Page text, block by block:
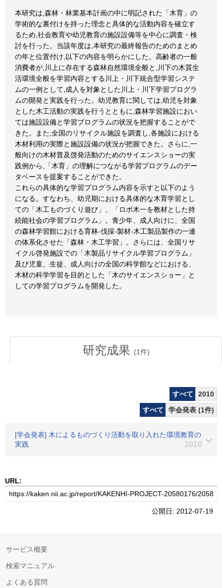
本研究は,森林・林業基本計画の中に明記された「木育」の
学術的な裏付けを持った理念と具体的な活動内容を確立す
るため,社会教育や幼児教育の施設設備等を中心に調査・検
討を行った。当該年度は,本研究の最終報告のためのまとめ
の年と位置付け,以下の内容を明らかにした。高齢者の一般
消費者が,川上に存在する森林自然環境全般と,川下の木質生
活環境全般を学習内容とする川上・川下統合型学習システ
ムの一例として,成人を対象とした川上・川下学習プログラ
ムの開発と実践を行った。幼児教育に関しては,幼児を対象
とした木工活動の実践を行うとともに,森林学習施設におい
ては施設設備と学習プログラムの状況を把握することがで
きた。また,全国のリサイクル施設を調査し,各施設における
木材利用の実際と施設設備の状況が把握できた。さらに,一
般向けの木材普及啓発活動のためのサイエンスショーの実
践例から,「木育」の理解につながる学習プログラムのデー
タベースを提案することができた。
これらの具体的な学習プログラム内容を示すと以下のよう
になる。すなわち、幼児期における具体的な木育学習とし
ての「木工ものづくり遊び」、「ロボ木一を教材とした持
続能社会の学習プログラム」。青少年、成人向けに、全国
の森林学習館における育林-伐採-製材-木工製品製作の一連
の体系化させた「森林・木工学習」。さらには、全国リサ
イクル啓発施設での「木製品リサイクル学習プログラム」
及び児童、生徒、成人向けの全国の科学館などにおける、
木材の科学学習を目的とした「木のサイエンスショー」と
しての学習プログラムを開発した。
研究成果 (1件)
すべて
2010
すべて
学会発表 (1件)
[学会発表] 木によるものづくり活動を取り入れた環境教育の
実践
2010
URL:
公開日: 2012-07-19
サービス概要
検索マニュアル
よくある質問